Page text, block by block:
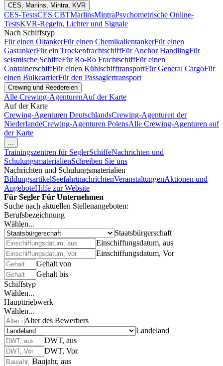
CES, Marlins, Mintra, KVR
CES-TestsCES CBTMarlinsMintraPsychometrische Online-
TestsKVR-Regeln, Lichter und Signale
Nach Schiffstyp
Für einen ÖltankerFür einen ChemikalientankerFür einen
GastankerFür ein TrockenfrachtschiffFür Anchor HandlingFür
seismische SchiffeFür Ro-Ro FrachtschiffFür einen
ContainerschiffFür einen KühlschifftransportFür General CargoFür
einen BulkcarrierFür den Passagiertransport
Crewing und Reedereien
Alle Crewing-AgenturenAuf der Karte
Auf der Karte
Crewing-Agenturen DeutschlandsCrewing-Agenturen der
NiederlandeCrewing-Agenturen PolensAlle Crewing-Agenturen auf
der Karte
...
Trainingszentren für SeglerSchiffeNachrichten und
SchulungsmaterialienSchreiben Sie uns
Nachrichten und Schulungsmaterialien
BildungsartikelSeefahrtnachrichtenVeranstaltungenAktionen und
AngeboteHilfe zur Website
Für Segler Für Unternehmen
Suche nach aktuellen Stellenangeboten:
Berufsbezeichnung
Wählen...
Staatsbürgerschaft
Einschiffungsdatum, aus
Einschiffungsdatum, Vor
Gehalt von
Gehalt bis
Schiffstyp
Wählen...
Haupttriebwerk
Wählen...
Alter des Bewerbers
Landeland
DWT, aus
DWT, Vor
Baujahr, aus